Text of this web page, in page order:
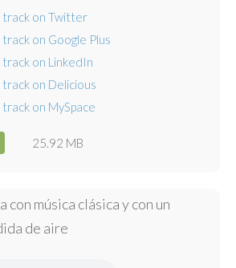
25.92 MB
con música clásica y con un
de aire